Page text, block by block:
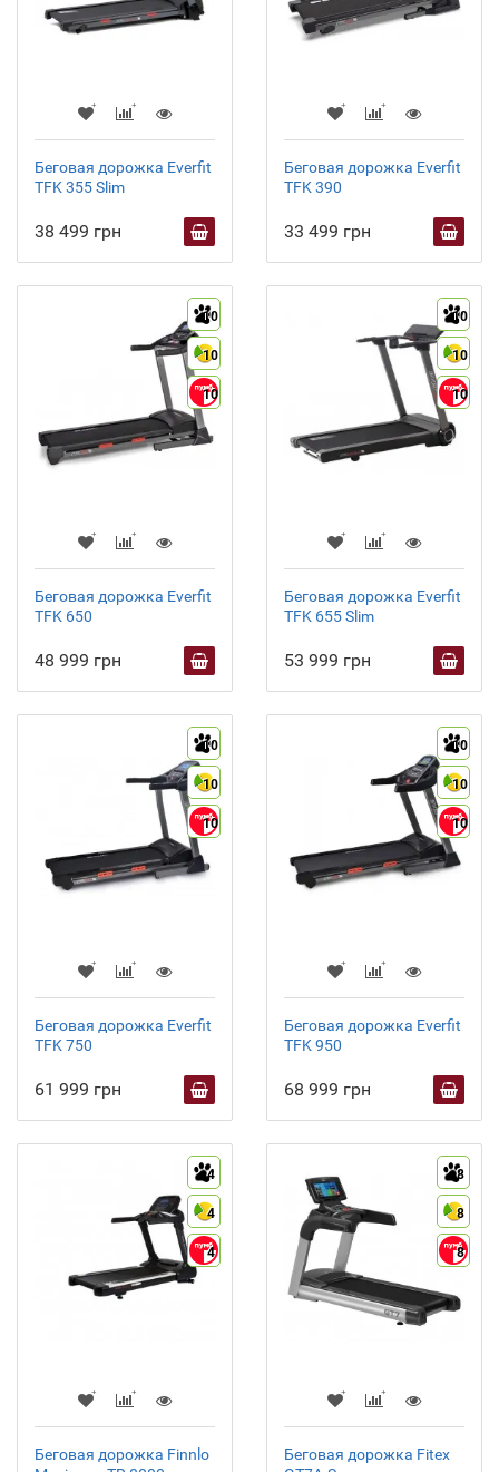
Беговая дорожка Everfit
TFK 355 Slim
38 499 грн
Беговая дорожка Everfit
TFK 390
33 499 грн
10
10
10
Беговая дорожка Everfit
TFK 650
48 999 грн
10
10
10
Беговая дорожка Everfit
TFK 655 Slim
53 999 грн
10
10
10
Беговая дорожка Everfit
TFK 750
61 999 грн
10
10
10
Беговая дорожка Everfit
TFK 950
68 999 грн
4
4
4
Беговая дорожка Finnlo
8
8
8
Беговая дорожка Fitex